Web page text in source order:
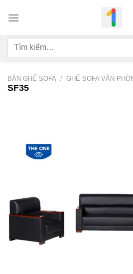
qua
dung
Tìm
BÀN GHẾ SOFA / GHẾ SOFA VĂN
SF35